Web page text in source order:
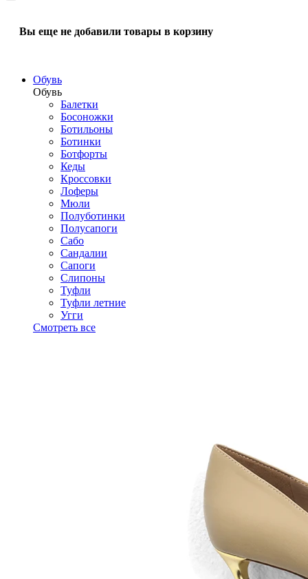
Вы еще не добавили товары в корзину
Обувь
Обувь
Балетки
Босоножки
Ботильоны
Ботинки
Ботфорты
Кеды
Кроссовки
Лоферы
Мюли
Полуботинки
Полусапоги
Сабо
Сандалии
Сапоги
Слипоны
Туфли
Туфли летние
Угги
Смотреть все